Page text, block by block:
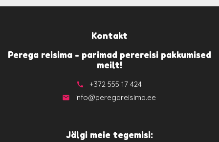
Kontakt
Perega reisima - parimad perereisi pakkumised
meilt!
call +372 555 17 424
email info@peregareisima.ee
Jälgi meie tegemisi: